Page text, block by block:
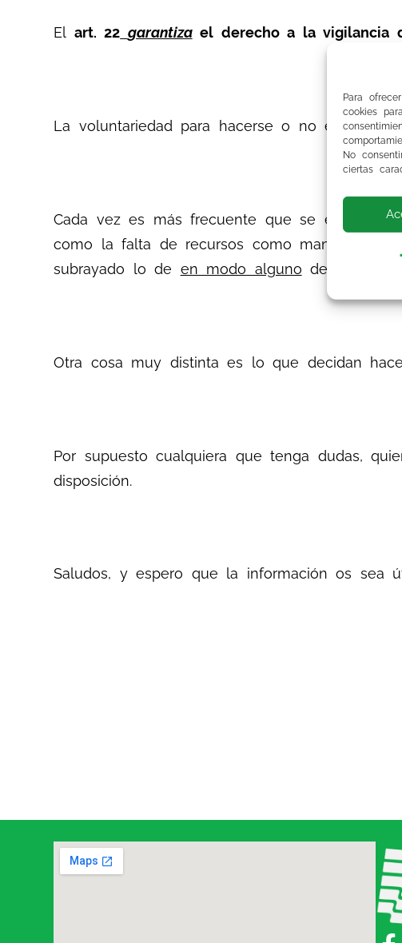
Para
cookies
No
ciertas
El art. 22 garantizael derecho a la vigilancia
La voluntariedad para hacerse o no el
Cada vez es más frecuente que se esgriman
como la falta de recursos como manera de
subrayado lo de en modo alguno del art. 14.5
Otra cosa muy distinta es lo que decidan
Por supuesto cualquiera que tenga dudas,
disposición.
Saludos, y espero que la información os sea